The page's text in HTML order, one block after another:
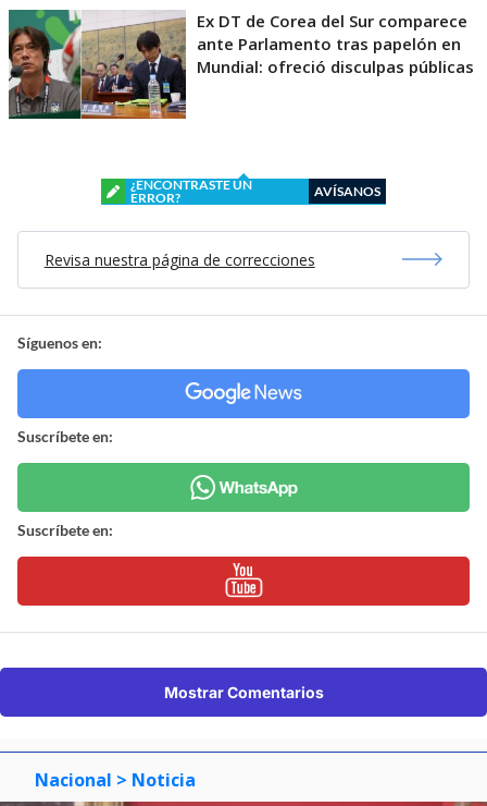
Ex DT de Corea del Sur comparece
ante Parlamento tras papelón en
Mundial: ofreció disculpas públicas
¿ENCONTRASTE UN
ERROR?
AVÍSANOS
Revisa nuestra página de correcciones
Síguenos en:
Suscríbete en:
Suscríbete en:
Mostrar Comentarios
Nacional > Noticia